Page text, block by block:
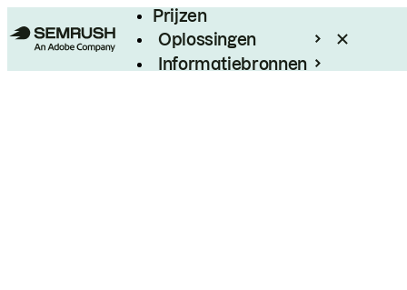
Prijzen
Oplossingen
Informatiebronnen